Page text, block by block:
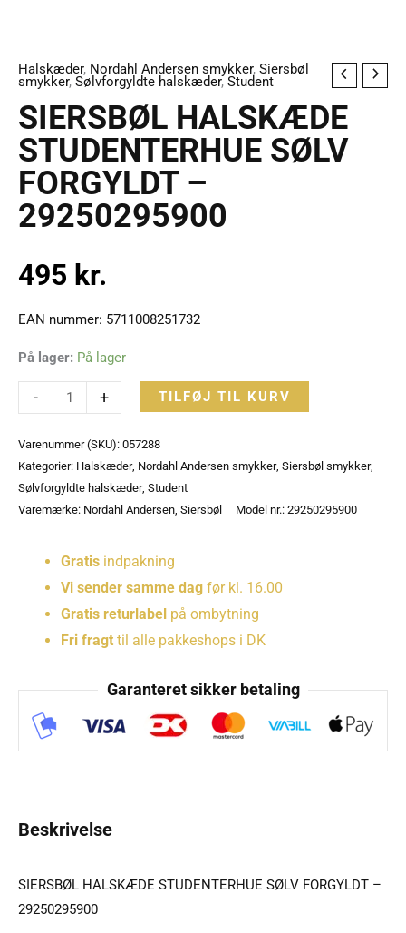
Halskæder, Nordahl Andersen smykker, Siersbøl
smykker, Sølvforgyldte halskæder, Student
SIERSBØL HALSKÆDE
STUDENTERHUE SØLV
FORGYLDT –
29250295900
495 kr.
EAN nummer: 5711008251732
På lager: På lager
-
SIERSBØL
STUDENTERHUE
SØLV
FORGYLDT
-
29250295900
+ TILFØJ TIL KURV
Varenummer (SKU): 057288
Kategorier: Halskæder, Nordahl Andersen smykker, Siersbøl smykker,
Sølvforgyldte halskæder, Student
Varemærke: Nordahl Andersen Siersbøl Model nr.: 29250295900
Gratis indpakning
Vi sender samme dag før kl. 16.00
Gratis returlabel på ombytning
Fri fragt til alle pakkeshops i DK
Garanteret sikker betaling
Beskrivelse
SIERSBØL HALSKÆDE STUDENTERHUE SØLV FORGYLDT –
29250295900